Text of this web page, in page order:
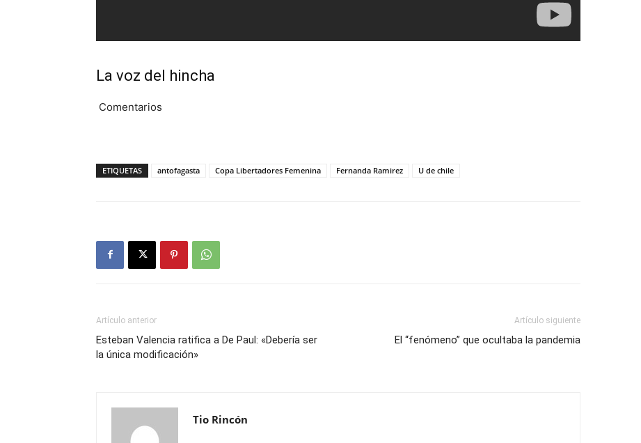
La voz del hincha
Comentarios
ETIQUETAS antofagasta Copa Libertadores Femenina Fernanda Ramirez U de chile
Artículo anterior
Esteban Valencia ratifica a De Paul: «Debería ser
la única modificación»
Artículo siguiente
El “fenómeno” que ocultaba la pandemia
Tio Rincón